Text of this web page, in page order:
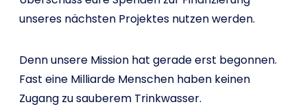
unseres nächsten Projektes nutzen werden.
Denn unsere Mission hat gerade erst begonnen.
Fast eine Milliarde Menschen haben keinen
Zugang zu sauberem Trinkwasser.